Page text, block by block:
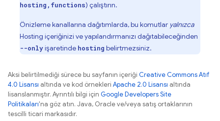
hosting,functions) çalıştırın.
Önizleme kanallarına dağıtımlarda, bu komutlar yalnızca
Hosting içeriğinizi ve yapılandırmanızı dağıtabileceğinden
--onlyişaretinde hosting belirtmezsiniz.
Aksi belirtilmediği sürece bu sayfanın içeriği Creative Commons Atıf
4.0 Lisansı altında ve kod örnekleri Apache 2.0 Lisansı altında
lisanslanmıştır. Ayrıntılı bilgi için Google Developers Site
Politikaları'na göz atın. Java, Oracle ve/veya satış ortaklarının
tescilli ticari markasıdır.